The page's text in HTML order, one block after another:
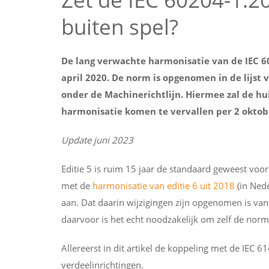
buiten spel?
De lang verwachte harmonisatie van de IEC
april 2020. De norm is opgenomen in de lijst
onder de Machinerichtlijn. Hiermee zal de
harmonisatie komen te vervallen per 2
Update juni 2023
Editie 5 is ruim 15 jaar de standaard geweest
met de harmonisatie van editie 6 uit 2018 (in
aan. Dat daarin wijzigingen zijn opgenomen is
daarvoor is het echt noodzakelijk om zelf de
Allereerst in dit artikel de koppeling met de IEC
verdeelinrichtingen.